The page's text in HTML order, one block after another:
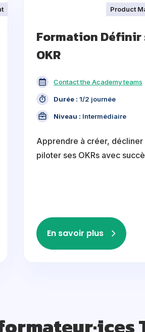
Product
Formation Définir
OKR
Contact the Academy teams
Durée : 1/2 journée
Niveau : Intermédiaire
Apprendre à créer, décliner
piloter ses OKRs avec
En savoir plus